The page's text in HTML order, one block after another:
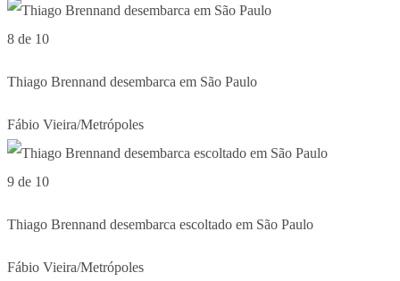
8 de 10
Thiago Brennand desembarca em São Paulo
Fábio Vieira/Metrópoles
9 de 10
Thiago Brennand desembarca escoltado em São Paulo
Fábio Vieira/Metrópoles